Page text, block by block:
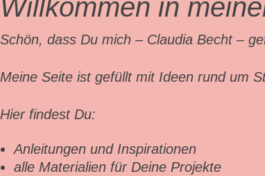
Willkommen in
Schön, dass Du mich – Claudia Becht –
Meine Seite ist gefüllt mit Ideen rund um
Hier findest Du:
Anleitungen und Inspirationen
alle Materialien für Deine Projekte